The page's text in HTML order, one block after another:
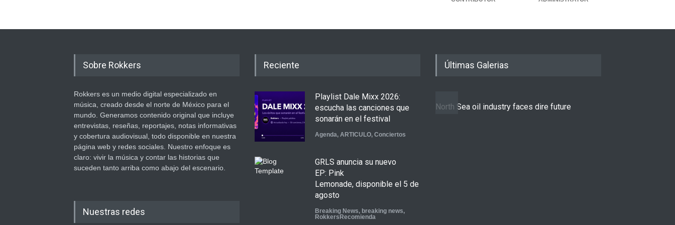
Sobre Rokkers
Rokkers es un medio digital especializado en
música, creado desde el norte de México para el
mundo. Generamos contenido original que incluye
entrevistas, reseñas, reportajes, notas informativas
y cobertura audiovisual, todo disponible en nuestra
página web y redes sociales. Nuestro enfoque es
claro: vivir la música y contar las historias que
suceden tanto arriba como abajo del escenario.
Nuestras redes
Reciente
Playlist Dale Mixx 2026:
escucha las canciones que
sonarán en el festival
Agenda, ARTICULO, Conciertos
GRLS anuncia su nuevo
EP: Pink
Lemonade, disponible el 5 de
agosto
Breaking News, breaking news,
RokkersRecomienda
Últimas Galerias
North Sea oil industry faces dire future